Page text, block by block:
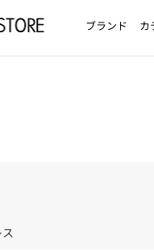
ブランド カ